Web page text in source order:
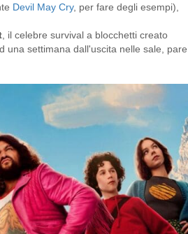
Devil May Cry, per fare degli esempi),
, il celebre survival a blocchetti creato
una settimana dall'uscita nelle sale, pare